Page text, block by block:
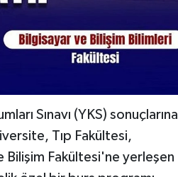
Sınavı (YKS) sonuçlarına
Tıp Fakültesi,
Bilişim Fakültesi'ne yerleşen